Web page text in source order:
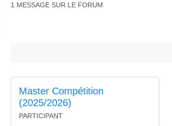
1 MESSAGE SUR LE FORUM
Master Compétition
(2025/2026)
PARTICIPANT